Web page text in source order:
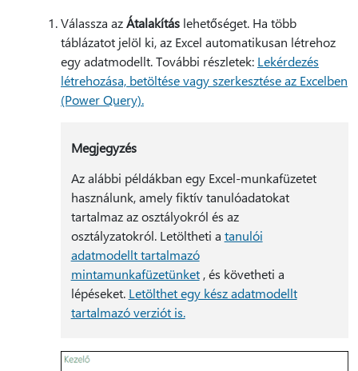
Válassza azÁtalakítás lehetőséget. Ha több
táblázatot jelöl ki, az Excel automatikusan létrehoz
egy adatmodellt. További részletek: Lekérdezés
létrehozása, betöltése vagy szerkesztése az Excelben
(Power Query).
Megjegyzés
Az alábbi példákban egy Excel-munkafüzetet
használunk, amely fiktív tanulóadatokat
tartalmaz az osztályokról és az
osztályzatokról. Letöltheti a tanulói
adatmodellt tartalmazó
mintamunkafüzetünket, és követheti a
lépéseket. Letölthet egy kész adatmodellt
tartalmazó verziót is.